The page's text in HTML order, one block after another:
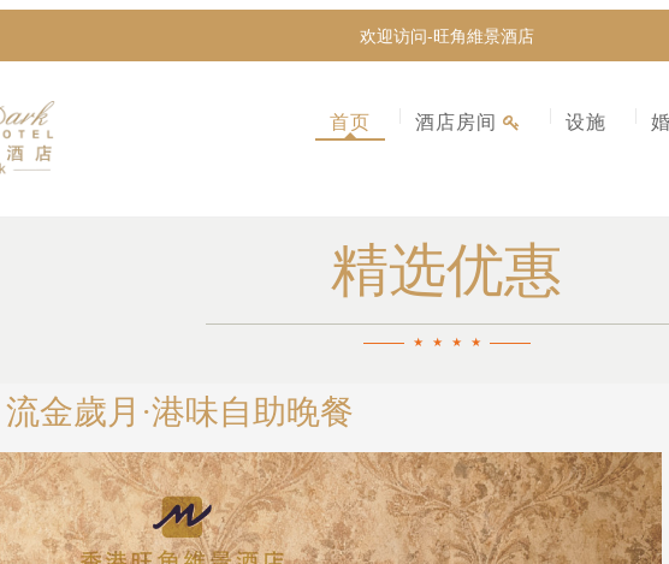
欢迎访问-旺角維景酒店
首页 酒店房间 设施
精选优惠
流金歲月·港味自助晚餐